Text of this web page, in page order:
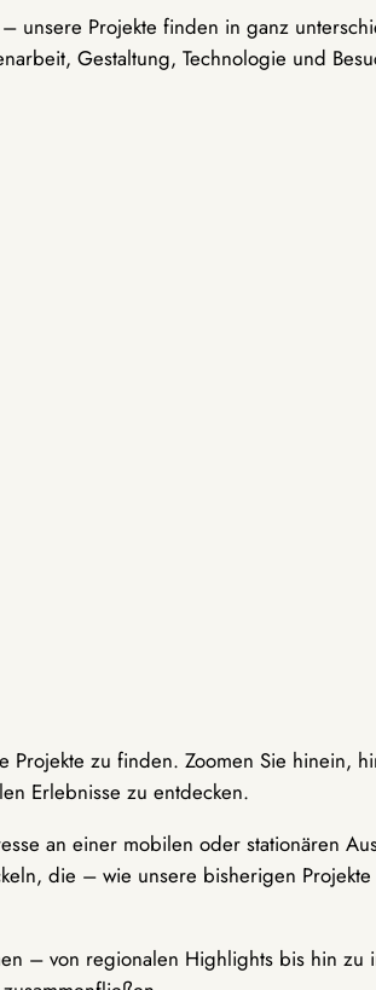
unsere Projekte finden in ganz
Gestaltung, Technologie und
zu finden. Zoomen Sie hinein,
Erlebnisse zu entdecken.
an einer mobilen oder stationären
die – wie unsere bisherigen
– von regionalen Highlights bis hin zu